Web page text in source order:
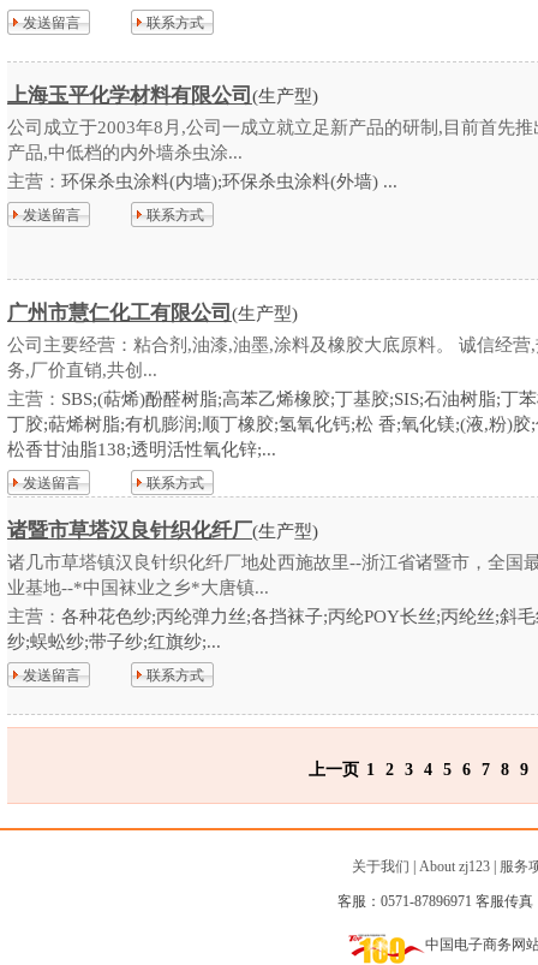
发送留言 联系方式
上海玉平化学材料有限公司 (生产型)
公司成立于2003年8月,公司一成立就立足新产品的研制,目前首先推
产品,中低档的内外墙杀虫涂...
主营： 环保杀虫涂料(内墙);环保杀虫涂料(外墙) ...
发送留言 联系方式
广州市慧仁化工有限公司 (生产型)
公司主要经营：粘合剂,油漆,油墨,涂料及橡胶大底原料。 诚信经营
务,厂价直销,共创...
主营： SBS;(萜烯)酚醛树脂;高苯乙烯橡胶;丁基胶;SIS;石油树脂;丁
丁胶;萜烯树脂;有机膨润;顺丁橡胶;氢氧化钙;松 香;氧化镁;(液,粉)胶
松香甘油脂138;透明活性氧化锌;...
发送留言 联系方式
诸暨市草塔汉良针织化纤厂(生产型)
诸几市草塔镇汉良针织化纤厂地处西施故里--浙江省诸暨市，全国
业基地--*中国袜业之乡*大唐镇...
主营： 各种花色纱;丙纶弹力丝;各挡袜子;丙纶POY长丝;丙纶丝;斜
纱;蜈蚣纱;带子纱;红旗纱;...
发送留言 联系方式
上一页 1 2 3 4 5 6 7 8 9
关于我们 About zj123| 服务
客服：0571-87896971 客服传真
中国电子商务网